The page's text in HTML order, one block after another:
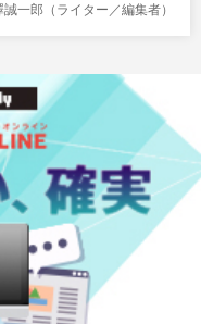
誠一郎（ライター／編集者）